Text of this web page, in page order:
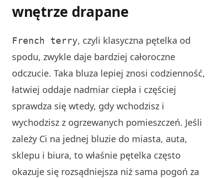
wnętrze drapane
French terry, czyli klasyczna pętelka od
spodu, zwykle daje bardziej całoroczne
odczucie. Taka bluza lepiej znosi codzienność,
łatwiej oddaje nadmiar ciepła i częściej
sprawdza się wtedy, gdy wchodzisz i
wychodzisz z ogrzewanych pomieszczeń. Jeśli
zależy Ci na jednej bluzie do miasta, auta,
sklepu i biura, to właśnie pętelka często
okazuje się rozsądniejsza niż sama pogoń za